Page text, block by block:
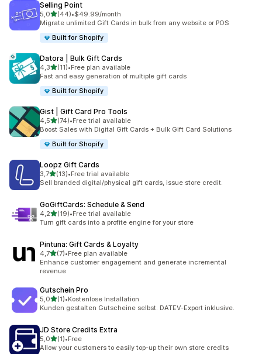
Selling Point
5,05 yıldız üzerinden
(44)
toplam 44 değerlendirme
•$49.99/month
Migrate unlimited Gift Cards in bulk from any website or POS
Built for Shopify
Datora | Bulk Gift Cards
4,35 yıldız üzerinden
(11)
toplam 11 değerlendirme
•Free plan available
Fast and easy generation of multiple gift cards
Built for Shopify
Gist | Gift Card Pro Tools
4,55 yıldız üzerinden
(74)
toplam 74 değerlendirme
•Free trial available
Boost Sales with Digital Gift Cards + Bulk Gift Card Solutions
Built for Shopify
Loopz Gift Cards
3,75 yıldız üzerinden
(13)
toplam 13 değerlendirme
•Free trial available
Sell branded digital/physical gift cards, issue store credit.
GoGiftCards: Schedule & Send
4,25 yıldız üzerinden
(19)
toplam 19 değerlendirme
•Free trial available
Turn gift cards into a profite engine for your store
Pintuna: Gift Cards & Loyalty
4,75 yıldız üzerinden
(7)
toplam 7 değerlendirme
•Free plan available
Enhance customer engagement and generate incremental
revenue
Gutschein Pro
5,05 yıldız üzerinden
(1)
toplam 1 değerlendirme
•Kostenlose Installation
Kunden gestalten Gutscheine selbst. DATEV-Export inklusive.
JD Store Credits Extra
5,05 yıldız üzerinden
(1)
toplam 1 değerlendirme
•Free
Allow your customers to easily top-up their own store credits